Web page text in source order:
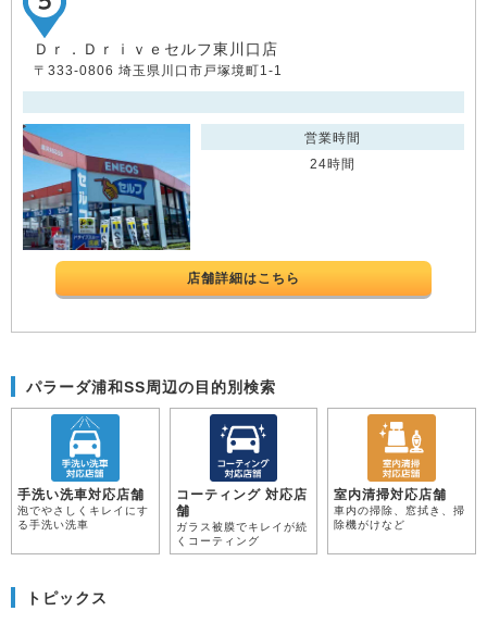
Ｄｒ．Ｄｒｉｖｅセルフ東川口店
〒333-0806 埼玉県川口市戸塚境町1-1
営業時間
24時間
店舗詳細はこちら
パラーダ浦和SS周辺の目的別検索
手洗い洗車対応店舗
泡でやさしくキレイにす
る手洗い洗車
コーティング 対応店
舗
ガラス被膜でキレイが続
くコーティング
室内清掃対応店舗
車内の掃除、窓拭き、掃
除機がけなど
トピックス